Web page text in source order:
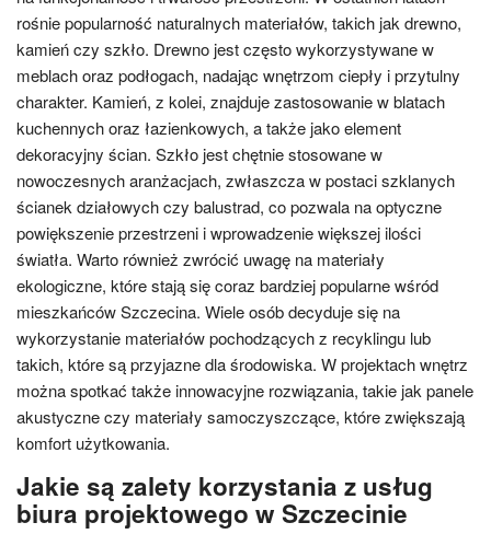
rośnie popularność naturalnych materiałów, takich jak drewno,
kamień czy szkło. Drewno jest często wykorzystywane w
meblach oraz podłogach, nadając wnętrzom ciepły i przytulny
charakter. Kamień, z kolei, znajduje zastosowanie w blatach
kuchennych oraz łazienkowych, a także jako element
dekoracyjny ścian. Szkło jest chętnie stosowane w
nowoczesnych aranżacjach, zwłaszcza w postaci szklanych
ścianek działowych czy balustrad, co pozwala na optyczne
powiększenie przestrzeni i wprowadzenie większej ilości
światła. Warto również zwrócić uwagę na materiały
ekologiczne, które stają się coraz bardziej popularne wśród
mieszkańców Szczecina. Wiele osób decyduje się na
wykorzystanie materiałów pochodzących z recyklingu lub
takich, które są przyjazne dla środowiska. W projektach wnętrz
można spotkać także innowacyjne rozwiązania, takie jak panele
akustyczne czy materiały samoczyszczące, które zwiększają
komfort użytkowania.
Jakie są zalety korzystania z usług
biura projektowego w Szczecinie